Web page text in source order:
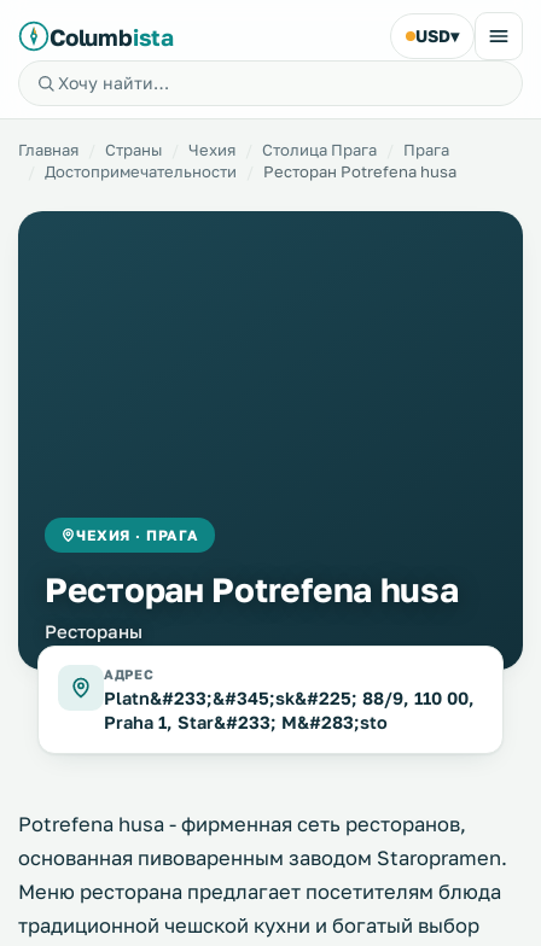
Columbista USD▾
Главная Страны Чехия Столица Прага
Прага
Достопримечательности
Ресторан Potrefena husa
ЧЕХИЯ · ПРАГА
Ресторан Potrefena husa
Рестораны
АДРЕС
Platn&#233;&#345;sk&#225; 88/9, 110 00,
Praha 1, Star&#233; M&#283;sto
Potrefena husa - фирменная сеть ресторанов,
основанная пивоваренным заводом Staropramen.
Меню ресторана предлагает посетителям блюда
традиционной чешской кухни и богатый выбор